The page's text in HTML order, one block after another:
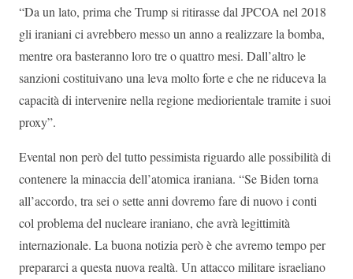
“Da un lato, prima che Trump si ritirasse dal JPCOA nel 2018
gli iraniani ci avrebbero messo un anno a realizzare la bomba,
mentre ora basteranno loro tre o quattro mesi. Dall’altro le
sanzioni costituivano una leva molto forte e che ne riduceva la
capacità di intervenire nella regione mediorientale tramite i suoi
proxy”.
Evental non però del tutto pessimista riguardo alle possibilità di
contenere la minaccia dell’atomica iraniana. “Se Biden torna
all’accordo, tra sei o sette anni dovremo fare di nuovo i conti
col problema del nucleare iraniano, che avrà legittimità
internazionale. La buona notizia però è che avremo tempo per
prepararci a questa nuova realtà. Un attacco militare israeliano